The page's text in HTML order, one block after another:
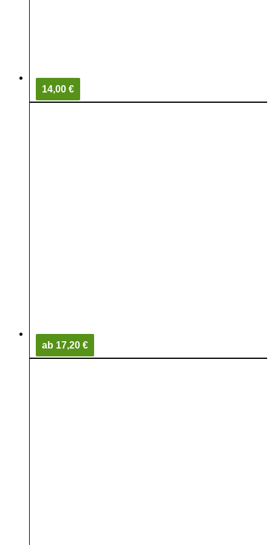
14,00 €
ab 17,20 €